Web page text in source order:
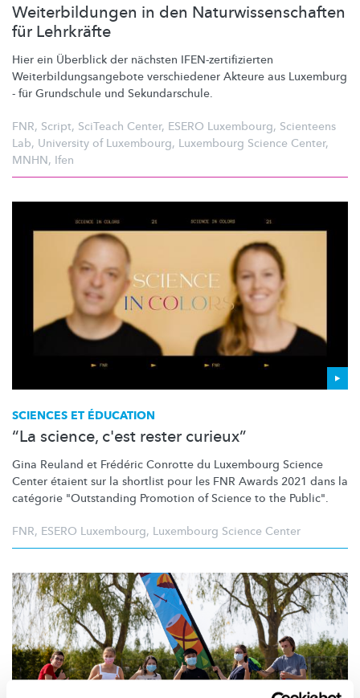
Weiterbildungen in den Naturwissenschaften
für Lehrkräfte
Hier ein Überblick der nächsten IFEN-zertifizierten
Weiterbildungsangebote verschiedener Akteure aus Luxemburg
- für Grundschule und Sekundarschule.
FNR, Script, SciTeach Center, ESERO Luxembourg, Scienteens
Lab, University of Luxembourg, Luxembourg Science Center,
MNHN, Ifen
SCIENCES ET ÉDUCATION
“La science, c'est rester curieux”
Gina Reuland et Frédéric Conrotte du Luxembourg Science
Center étaient sur la shortlist pour les FNR Awards 2021 dans la
catégorie "Outstanding Promotion of Science to the Public".
FNR, ESERO Luxembourg, Luxembourg Science Center